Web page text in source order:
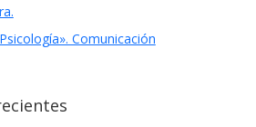
Comunicación